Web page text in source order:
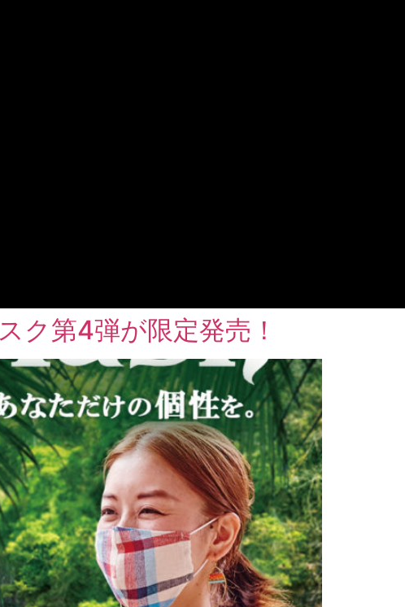
ク第4弾が限定発売！